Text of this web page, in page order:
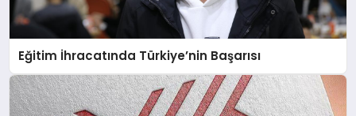
Eğitim İhracatında Türkiye’nin Başarısı